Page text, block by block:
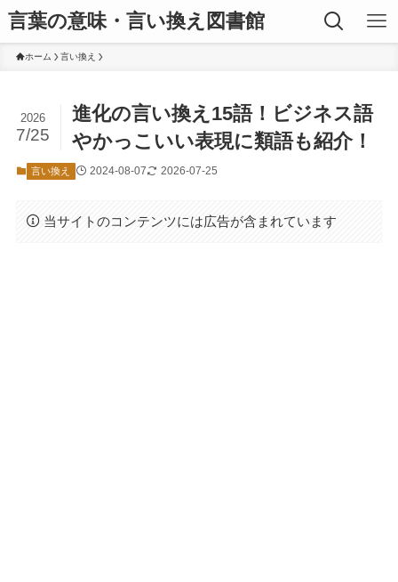
言葉の意味・言い換え図書館
ホーム 言い換え
進化の言い換え15語！ビジネス語
やかっこいい表現に類語も紹介！
2026
7/25
言い換え 2024-08-07 2026-07-25
当サイトのコンテンツには広告が含まれています